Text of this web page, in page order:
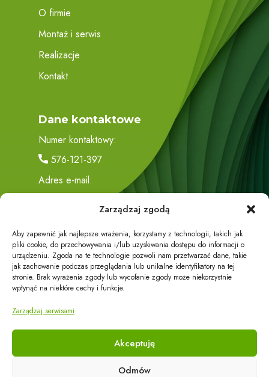
Zarządzaj zgodą
Aby zapewnić jak najlepsze wrażenia, korzystamy z technologii, takich jak
pliki cookie, do przechowywania i/lub uzyskiwania dostępu do informacji o
urządzeniu. Zgoda na te technologie pozwoli nam przetwarzać dane, takie
jak zachowanie podczas przeglądania lub unikalne identyfikatory na tej
stronie. Brak wyrażenia zgody lub wycofanie zgody może niekorzystnie
wpłynąć na niektóre cechy i funkcje.
Zarządzaj serwisami
Akceptuję
Odmów
O firmie
Montaż i serwis
Realizacje
Kontakt
Dane kontaktowe
Numer kontaktowy:
576-121-397
Adres e-mail:
Trzciana 419
36-071 Trzciana
Działalność firmy dzieli się na część handlową i część